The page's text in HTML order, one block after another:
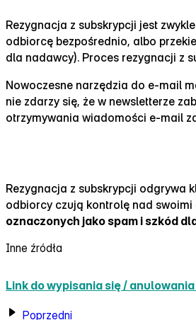
Rezygnacja z subskrypcji jest
odbiorcę bezpośrednio, albo
dla nadawcy). Proces rezygnacji z
Nowoczesne narzędzia do e‑mail
nie zdarzy się, że w newsletterze
otrzymywania wiadomości e‑mail
Rezygnacja z subskrypcji odgrywa
odbiorcy czują kontrolę nad
oznaczonych jako spam i szkód
Inne źródła
Link do wypisania się /
Poprzedni